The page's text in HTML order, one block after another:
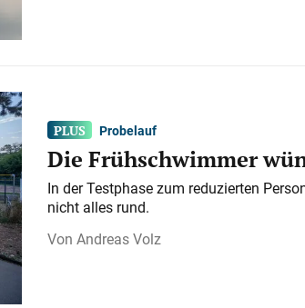
Probelauf
Die Frühschwimmer
In der Testphase zum reduzierten
nicht alles rund.
Andreas Volz